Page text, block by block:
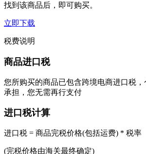
找到该商品后，即可购买。
立即下载
税费说明
商品进口税
您所购买的商品已包含跨境电商进口税
承担，您无需再行支付
进口税计算
进口税 = 商品完税价格(包括运费) * 税率
(完税价格由海关最终确定)